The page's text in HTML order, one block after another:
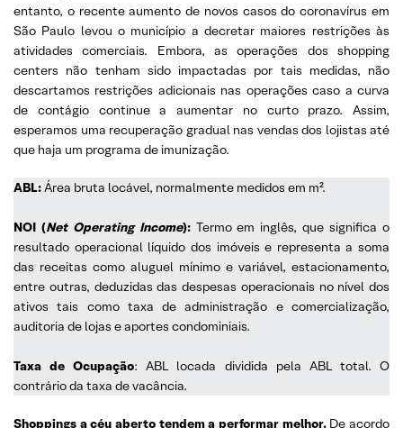
entanto, o recente aumento de novos casos do coronavírus em
São Paulo levou o município a decretar maiores restrições às
atividades comerciais. Embora, as operações dos shopping
centers não tenham sido impactadas por tais medidas, não
descartamos restrições adicionais nas operações caso a curva
de contágio continue a aumentar no curto prazo. Assim,
esperamos uma recuperação gradual nas vendas dos lojistas até
que haja um programa de imunização.
ABL:Área bruta locável, normalmente medidos em m².
NOI (Net Operating Income):Termo em inglês, que significa o
resultado operacional líquido dos imóveis e representa a soma
das receitas como aluguel mínimo e variável, estacionamento,
entre outras, deduzidas das despesas operacionais no nível dos
ativos tais como taxa de administração e comercialização,
auditoria de lojas e aportes condominiais.
Taxa de Ocupação: ABL locada dividida pela ABL total. O
contrário da taxa de vacância.
Shoppings a céu aberto tendem a performar melhor.De acordo